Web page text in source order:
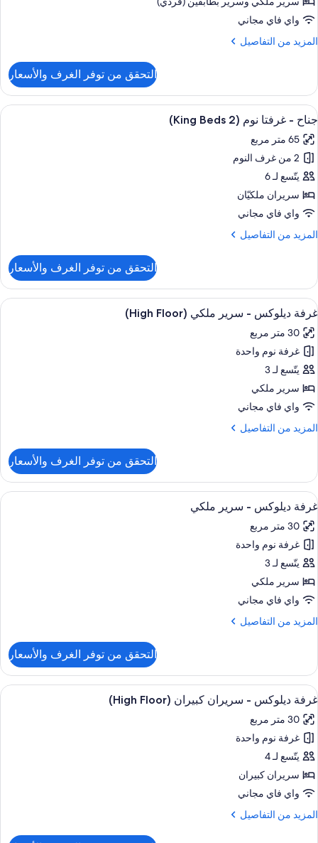
واي فاي مجاني
المزيد من التفاصيل
المزيد
جناح
عائلي
(VIP)
التحقق من توفر الغرف والأسعار
استعراض
جميع
صور
جناح
-
غرفتا
نوم
(2
King
ملاءات من القطن المصري وأغطية
8
جناح - غرفتا نوم (2 King Beds)
65 متر مربع
2 من غرف النوم
يتّسع لـ 6
سريران ملكيّان
واي فاي مجاني
المزيد من التفاصيل
المزيد
جناح
غرفتا
نوم
(2
King
Beds)
التحقق من توفر الغرف والأسعار
استعراض
جميع
صور
غرفة
ديلوكس
-
سرير
ملكي
(High
ملاءات من القطن المصري وأغطية
3
غرفة ديلوكس - سرير ملكي (High Floor)
30 متر مربع
غرفة نوم واحدة
يتّسع لـ 3
سرير ملكي
واي فاي مجاني
المزيد من التفاصيل
المزيد
غرفة
ديلوكس
-
سرير
ملكي
(High
Floor)
التحقق من توفر الغرف والأسعار
استعراض
جميع
صور
غرفة
ديلوكس
-
سرير
ملكي
ملاءات من القطن المصري وأغطية
3
غرفة ديلوكس - سرير ملكي
30 متر مربع
غرفة نوم واحدة
يتّسع لـ 3
سرير ملكي
واي فاي مجاني
المزيد من التفاصيل
المزيد
غرفة
ديلوكس
-
سرير
ملكي
التحقق من توفر الغرف والأسعار
استعراض
جميع
صور
غرفة
ديلوكس
-
سريران
كبيران
(High
ملاءات من القطن المصري وأغطية
3
غرفة ديلوكس - سريران كبيران (High Floor)
30 متر مربع
غرفة نوم واحدة
يتّسع لـ 4
سريران كبيران
واي فاي مجاني
المزيد من التفاصيل
المزيد